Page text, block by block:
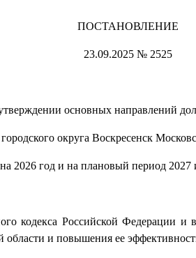
ПОСТАНОВЛЕНИЕ
23.09.2025 № 2525
основных направлений
городского округа Воскресенск
на 2026 год и на плановый период 2027
кодекса Российской Федерации и
области и повышения ее